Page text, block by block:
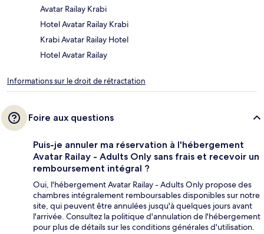
Avatar Railay Krabi
Hotel Avatar Railay Krabi
Krabi Avatar Railay Hotel
Hotel Avatar Railay
Informations sur le droit de rétractation
Foire aux questions
Puis-je annuler ma réservation à l'hébergement
Avatar Railay - Adults Only sans frais et recevoir un
remboursement intégral ?
Oui, l'hébergement Avatar Railay - Adults Only propose des
chambres intégralement remboursables disponibles sur notre
site, qui peuvent être annulées jusqu'à quelques jours avant
l'arrivée. Consultez la politique d'annulation de l'hébergement
pour plus de détails sur les conditions générales d'utilisation.